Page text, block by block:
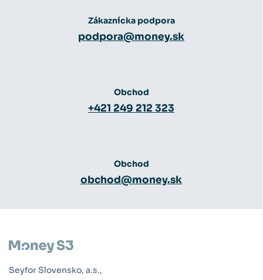
Zákaznícka podpora
podpora@money.sk
Obchod
+421 249 212 323
Obchod
obchod@money.sk
Seyfor Slovensko, a.s.,